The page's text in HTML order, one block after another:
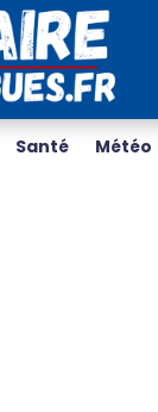
Santé Météo